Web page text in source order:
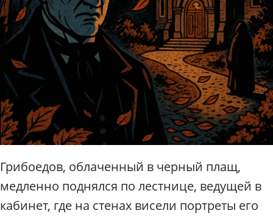
Грибоедов, облаченный в черный плащ,
медленно поднялся по лестнице, ведущей в
кабинет, где на стенах висели портреты его